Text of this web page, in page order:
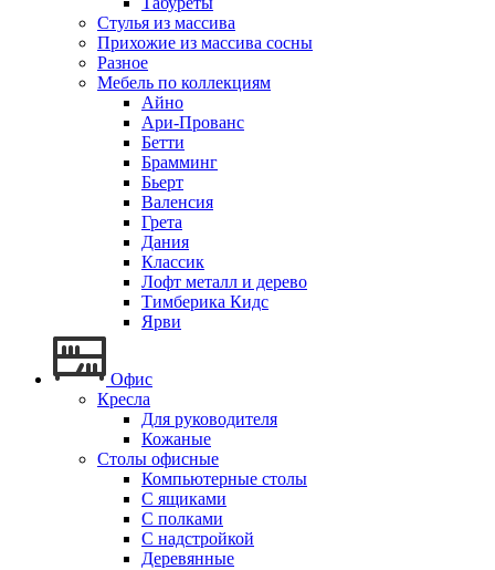
Стулья из массива
Прихожие из массива сосны
Разное
Мебель по коллекциям
Айно
Ари-Прованс
Бетти
Брамминг
Бьерт
Валенсия
Грета
Дания
Классик
Лофт металл и дерево
Тимберика Кидс
Ярви
Офис
Кресла
Для руководителя
Кожаные
Столы офисные
Компьютерные столы
С ящиками
С полками
С надстройкой
Деревянные